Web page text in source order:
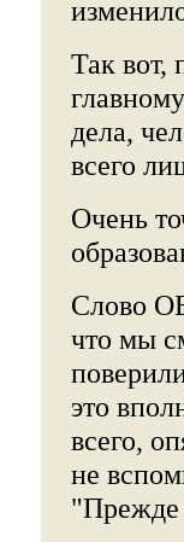
Так вот,
дела,
всего
Очень
Слово
что мы
это
всего,
не
"Прежде